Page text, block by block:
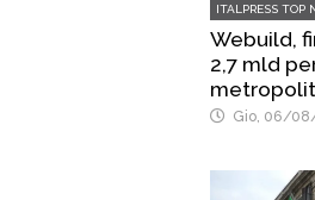
ITALPRESS TOP
Webuild,
2,7 mld
Gio, 06/